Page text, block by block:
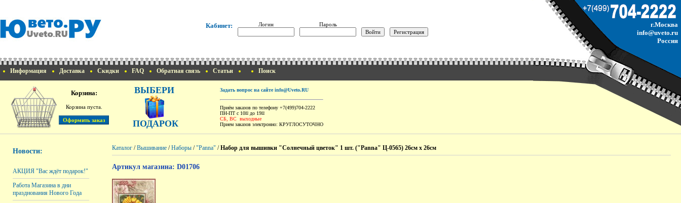
Кабинет: Логин Пароль
г.Москва
info@uveto.ru
Россия
Информация Доставка Скидки FAQ Обратная связь Статьи Поиск
Корзина:
Корзина пуста.
ВЫБЕРИ
ПОДАРОК
Задать вопрос на сайте info@Uveto.RU
Приём заказов по телефону +7(499)704-2222
ПН-ПТ с 1000 до 1900
СБ, ВС выходные
Прием заказов электронно: КРУГЛОСУТОЧНО
Новости:
АКЦИЯ "Вас ждёт подарок!"
Работа Магазина в дни
празднования Нового Года
Каталог /Вышивание /Наборы /"Panna" /Набор для вышивки "Солнечный цветок" 1 шт. ("Panna" Ц-0565) 26см х 26см
Артикул магазина: D01706